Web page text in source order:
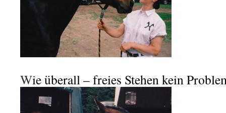
Wie überall – freies Stehen kein